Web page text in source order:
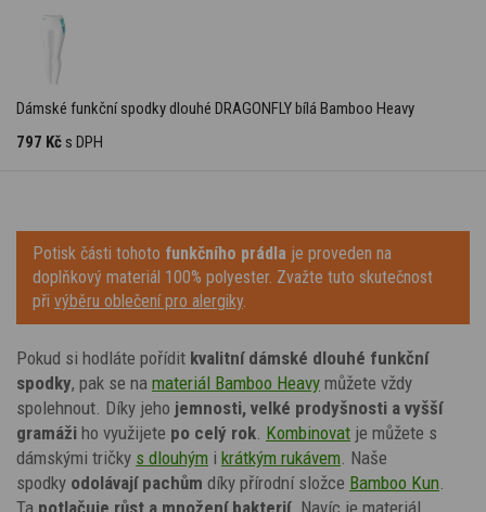
Dámské funkční spodky dlouhé DRAGONFLY bílá Bamboo Heavy
797 Kč s DPH
Potisk části tohoto funkčního prádla je proveden na
doplňkový materiál 100% polyester. Zvažte tuto skutečnost
při výběru oblečení pro alergiky.
Pokud si hodláte pořídit kvalitní dámské dlouhé funkční
spodky, pak se na materiál Bamboo Heavy můžete vždy
spolehnout. Díky jeho jemnosti, velké prodyšnosti a vyšší
gramáži ho využijete po celý rok Kombinovat je můžete s
dámskými tričky s dlouhým i krátkým rukávem . Naše
spodky odolávají pachům díky přírodní složce Bamboo Kun
Ta potlačuje růst a množení bakterií. Navíc je materiál